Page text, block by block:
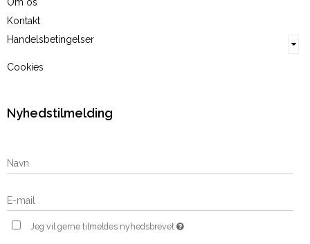
Kontakt
Handelsbetingelser
Cookies
Nyhedstilmelding
Jeg vil gerne tilmeldes nyhedsbrevet